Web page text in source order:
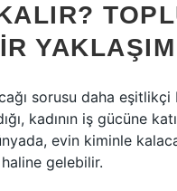
YAKLAŞIM
sorusu daha eşitlikçi
kadının iş gücüne
evin kiminle
gelebilir.